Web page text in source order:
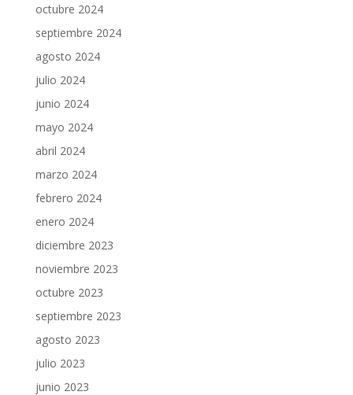
octubre 2024
septiembre 2024
agosto 2024
julio 2024
junio 2024
mayo 2024
abril 2024
marzo 2024
febrero 2024
enero 2024
diciembre 2023
noviembre 2023
octubre 2023
septiembre 2023
agosto 2023
julio 2023
junio 2023